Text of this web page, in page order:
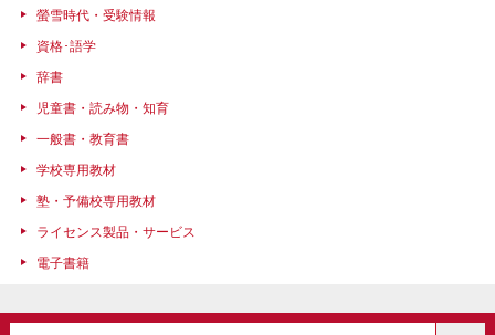
螢雪時代・受験情報
資格･語学
辞書
児童書・読み物・知育
一般書・教育書
学校専用教材
塾・予備校専用教材
ライセンス製品・サービス
電子書籍